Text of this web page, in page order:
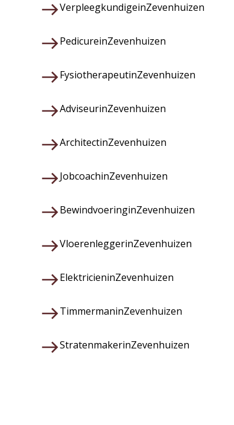
VerpleegkundigeinZevenhuizen
PedicureinZevenhuizen
FysiotherapeutinZevenhuizen
AdviseurinZevenhuizen
ArchitectinZevenhuizen
JobcoachinZevenhuizen
BewindvoeringinZevenhuizen
VloerenleggerinZevenhuizen
ElektricieninZevenhuizen
TimmermaninZevenhuizen
StratenmakerinZevenhuizen